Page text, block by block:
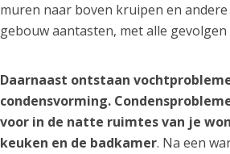
muren naar boven kruipen en
gebouw aantasten, met alle gevolgen
Daarnaast ontstaan
condensvorming.
voor in de natte ruimtes van je
keuken en de badkamer. Na een